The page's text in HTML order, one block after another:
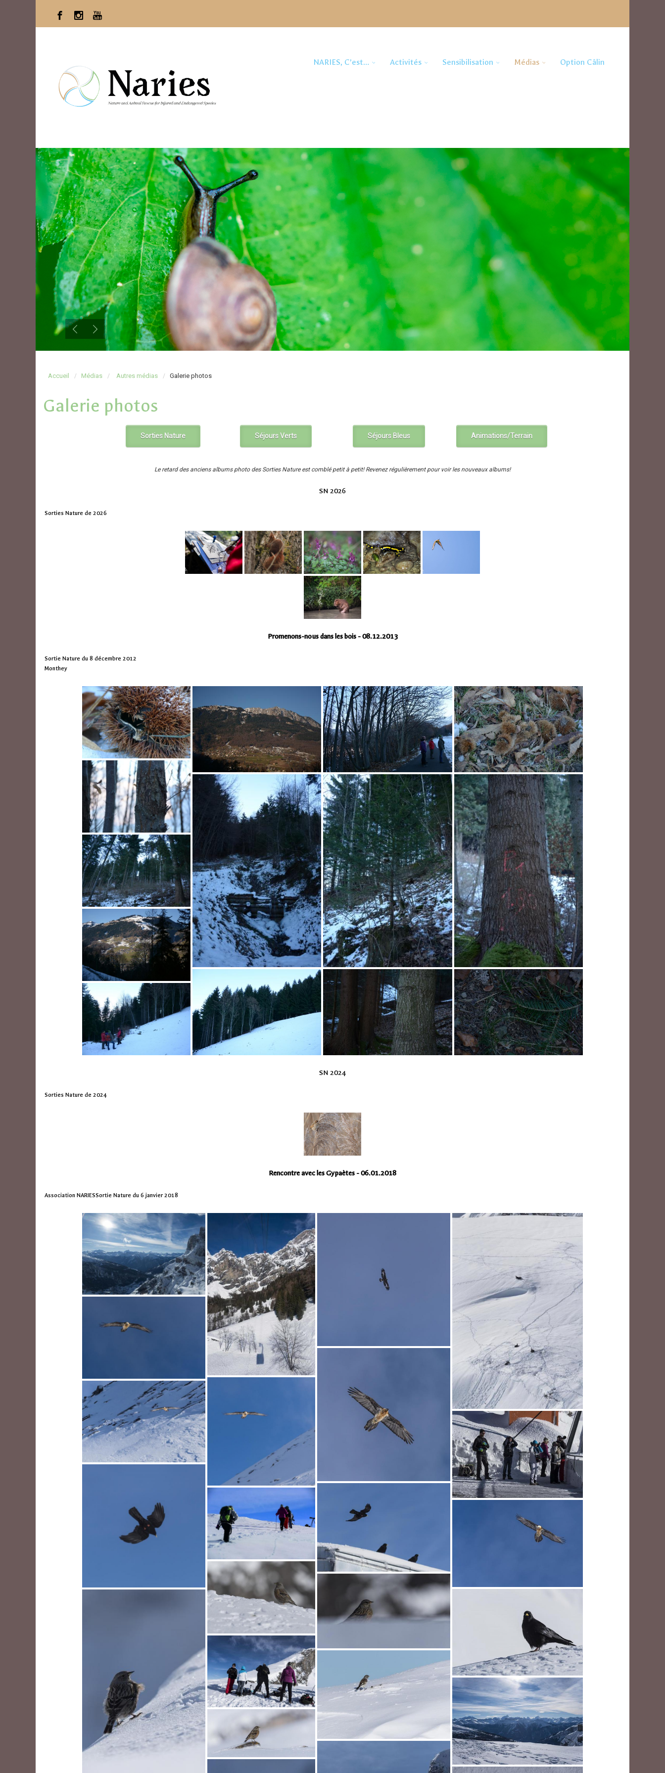
NARIES, C’est… Activités Sensibilisation Médias Option Câlin
Accueil Médias Autres médias Galerie photos
Galerie photos
Sorties Nature Séjours Verts Séjours Bleus Animations/Terrain
Le retard des anciens albums photo des Sorties Nature est comblé petit à petit! Revenez régulièrement pour voir les nouveaux albums!
SN 2026
Sorties Nature de 2026
Promenons-nous dans les bois - 08.12.2013
Sortie Nature du 8 décembre 2012
Monthey
SN 2024
Sorties Nature de 2024
Rencontre avec les Gypaètes - 06.01.2018
Association NARIESSortie Nature du 6 janvier 2018